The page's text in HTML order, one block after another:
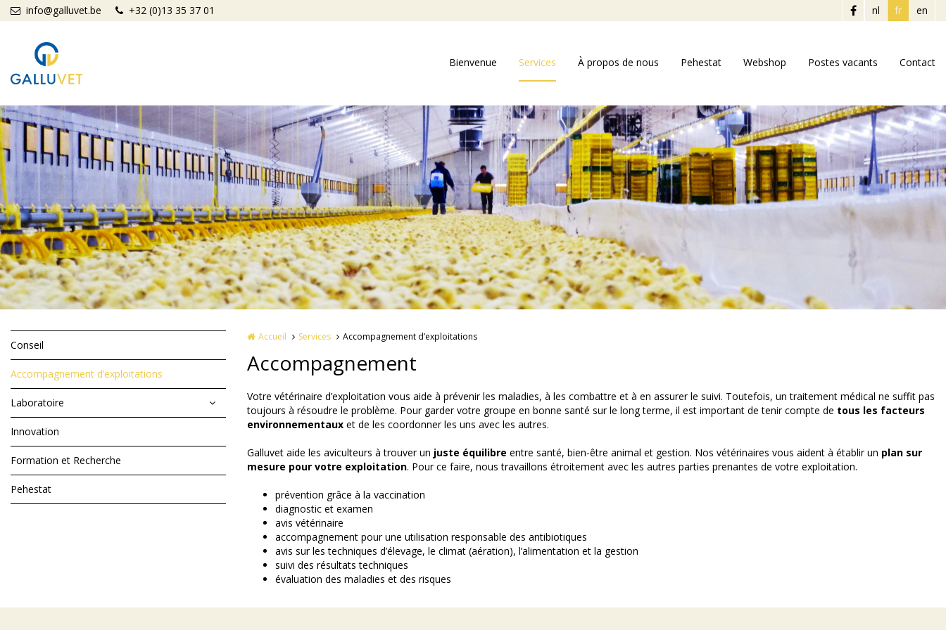
Aller au contenu principal
info@galluvet.be +32 (0)13 35 37 01 nl fr en
Bienvenue Services À propos de nous Pehestat Webshop Postes vacants Contact
Conseil
Accompagnement d’exploitations
Laboratoire
Innovation
Formation et Recherche
Pehestat
Accueil Services Accompagnement d’exploitations
Accompagnement
Votre vétérinaire d’exploitation vous aide à prévenir les maladies, à les combattre et à en assurer le suivi. Toutefois, un traitement médical ne suffit pas
toujours à résoudre le problème. Pour garder votre groupe en bonne santé sur le long terme, il est important de tenir compte de tous les facteurs
environnementaux et de les coordonner les uns avec les autres.
Galluvet aide les aviculteurs à trouver un juste équilibre entre santé, bien-être animal et gestion. Nos vétérinaires vous aident à établir un plan sur
mesure pour votre exploitation. Pour ce faire, nous travaillons étroitement avec les autres parties prenantes de votre exploitation.
prévention grâce à la vaccination
diagnostic et examen
avis vétérinaire
accompagnement pour une utilisation responsable des antibiotiques
avis sur les techniques d’élevage, le climat (aération), l’alimentation et la gestion
suivi des résultats techniques
évaluation des maladies et des risques